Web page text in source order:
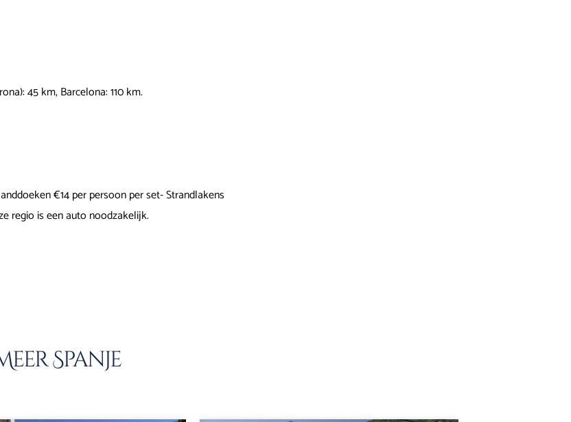
45 km, Barcelona: 110 km.
€14 per persoon per set- Strandlakens
regio is een auto noodzakelijk.
Spanje